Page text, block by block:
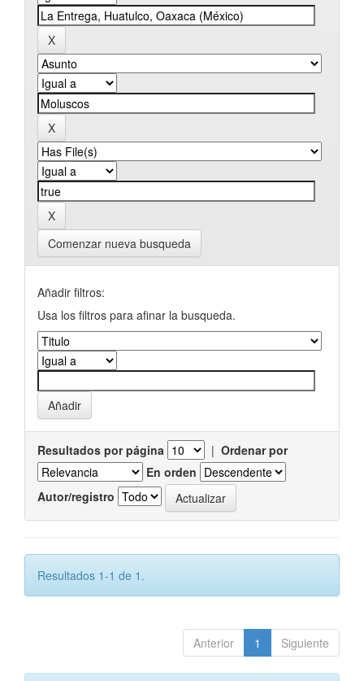
Comenzar nueva busqueda
Añadir filtros:
Usa los filtros para afinar la busqueda.
Resultados por página | Ordenar por
En orden
Autor/registro
Resultados 1-1 de 1.
Anterior 1 Siguiente